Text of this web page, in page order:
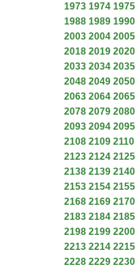
1973 1974 1975
1988 1989 1990
2003 2004 2005
2018 2019 2020
2033 2034 2035
2048 2049 2050
2063 2064 2065
2078 2079 2080
2093 2094 2095
2108 2109 2110
2123 2124 2125
2138 2139 2140
2153 2154 2155
2168 2169 2170
2183 2184 2185
2198 2199 2200
2213 2214 2215
2228 2229 2230